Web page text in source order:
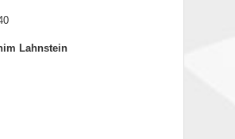
Lahnstein